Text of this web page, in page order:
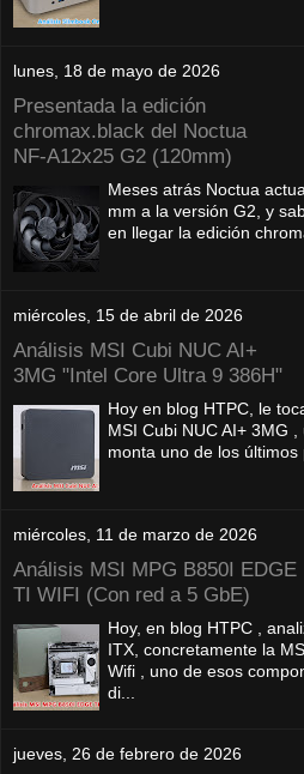
lunes, 18 de mayo de 2026
Presentada la edición
chromax.black del Noctua
NF‑A12x25 G2 (120mm)
Meses atrás Noctua
mm a la versión G2, y
en llegar la edición
miércoles, 15 de abril de 2026
Análisis MSI Cubi NUC AI+
3MG "Intel Core Ultra 9 386H"
Hoy en blog HTPC, le
MSI Cubi NUC AI+ 3MG
monta uno de los
miércoles, 11 de marzo de 2026
Análisis MSI MPG B850I EDGE
TI WIFI (Con red a 5 GbE)
Hoy, en blog HTPC ,
ITX, concretamente la
Wifi , uno de esos
di...
jueves, 26 de febrero de 2026